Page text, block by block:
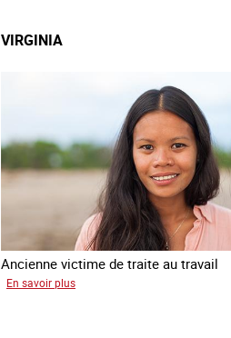
VIRGINIA
Ancienne victime de traite au travail
En savoir plus